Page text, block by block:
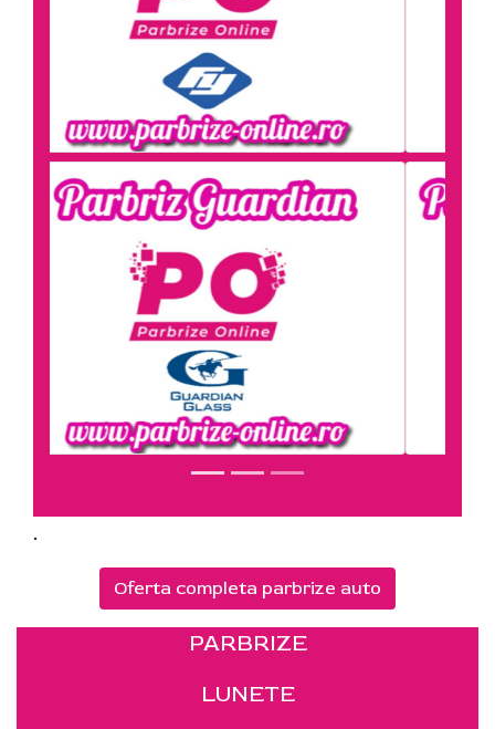
.
Oferta completa parbrize auto
PARBRIZE
LUNETE